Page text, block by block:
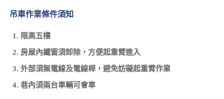
吊車作業條件須知
限高五樓
房屋內鐵窗須卸除，方便起重臂進入
外部須無電線及電線桿，避免妨礙起重臂作業
巷內須兩台車輛可會車